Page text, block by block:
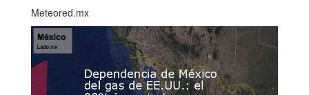
Meteored.mx